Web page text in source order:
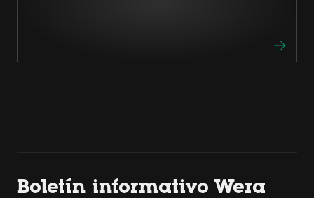
Boletín informativo Wera